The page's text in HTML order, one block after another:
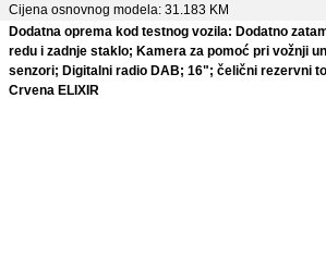
Cijena osnovnog modela: 31.183 KM
Dodatna oprema kod testnog vozila: Dodatno
redu i zadnje staklo; Kamera za pomoć pri vožnji
senzori; Digitalni radio DAB; 16"; čelični rezervni
Crvena ELIXIR